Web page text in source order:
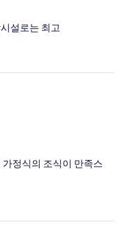
설로는 최고
정식의 조식이 만족스